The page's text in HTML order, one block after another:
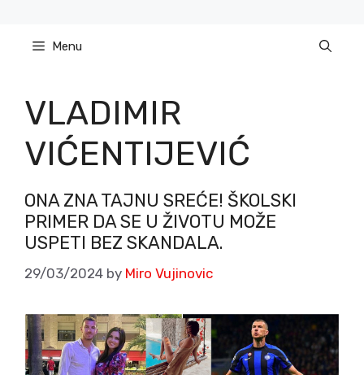
content Menu
VLADIMIR
VIĆENTIJEVIĆ
ONA ZNA TAJNU SREĆE! ŠKOLSKI
PRIMER DA SE U ŽIVOTU MOŽE
USPETI BEZ SKANDALA.
29/03/2024 by Miro Vujinovic